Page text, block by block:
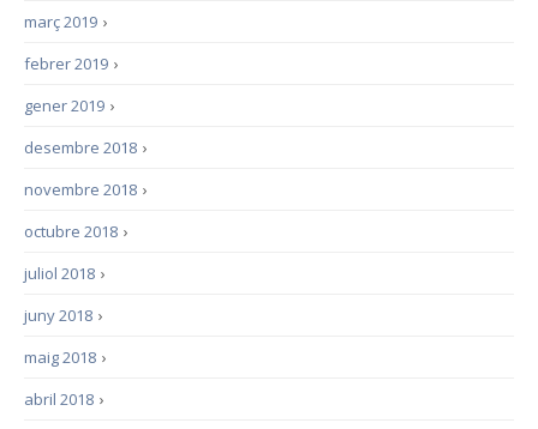
›
març 2019
›
febrer 2019
›
gener 2019
›
desembre 2018
›
novembre 2018
›
octubre 2018
›
juliol 2018
›
juny 2018
›
maig 2018
›
abril 2018